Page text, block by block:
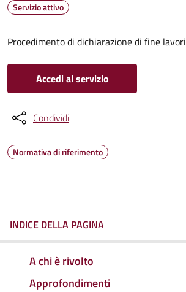
Servizio attivo
Procedimento di dichiarazione di fine lavori
Accedi al servizio
Condividi
Normativa di riferimento
INDICE DELLA PAGINA
A chi è rivolto
Approfondimenti